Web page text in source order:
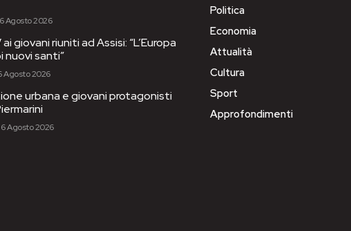
6 Agosto 2026
giovani riuniti ad Assisi: “L’Europa
nuovi santi”
Agosto 2026
urbana e giovani protagonisti
6 Agosto 2026
Politica
Economia
Attualità
Cultura
Sport
Approfondimenti